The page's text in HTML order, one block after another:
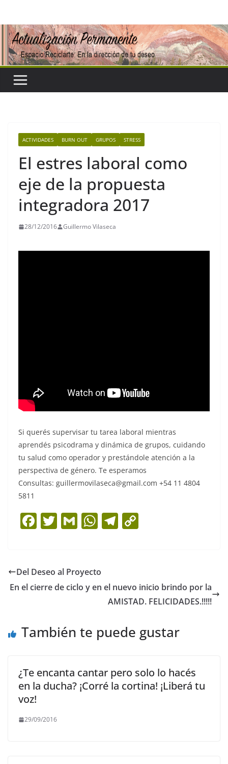
contenido
ACTIVIDADES BURN OUT GRUPOS STRESS
El estres laboral como
eje de la propuesta
integradora 2017
28/12/2016 Guillermo Vilaseca
Si querés supervisar tu tarea laboral mientras
aprendés psicodrama y dinámica de grupos, cuidando
tu salud como operador y prestándole atención a la
perspectiva de género. Te esperamos
Consultas: guillermovilaseca@gmail.com +54 11 4804
5811
F
e
b
k
T
er
G
l
W
s
A
T
a
m
Li
n
Del Deseo al Proyecto
En el cierre de ciclo y en el nuevo inicio brindo por la
AMISTAD. FELICIDADES.!!!!!
También te puede gustar
¿Te encanta cantar pero solo lo hacés
en la ducha? ¡Corré la cortina! ¡Liberá tu
voz!
29/09/2016